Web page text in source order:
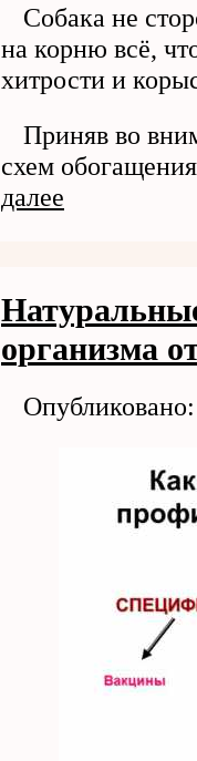
Собака не
на корню всё,
хитрости и
Приняв во
схем
далее
организма